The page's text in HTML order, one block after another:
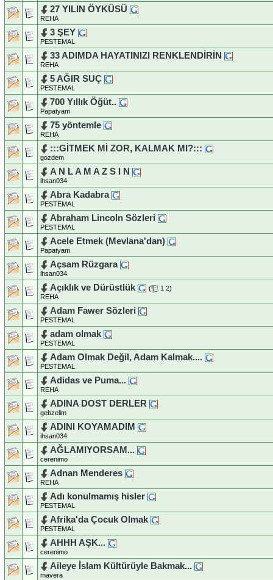
27 YILIN ÖYKÜSÜ
REHA
3 ŞEY
PESTEMAL
33 ADIMDA HAYATINIZI RENKLENDİRİN
REHA
5 AĞIR SUÇ
PESTEMAL
700 Yıllık Öğüt..
Papatyam
75 yöntemle
REHA
:::GİTMEK Mİ ZOR, KALMAK MI?:::
gozdem
A N L A M A Z S I N
ihsan034
Abra Kadabra
PESTEMAL
Abraham Lincoln Sözleri
PESTEMAL
Acele Etmek (Mevlana'dan)
Papatyam
Açsam Rüzgara
ihsan034
Açıklık ve Dürüstlük ( 1 2)
REHA
Adam Fawer Sözleri
PESTEMAL
adam olmak
PESTEMAL
Adam Olmak Değil, Adam Kalmak....
PESTEMAL
Adidas ve Puma...
REHA
ADINA DOST DERLER
gebzelim
ADINI KOYAMADIM
ihsan034
AĞLAMIYORSAM...
cerenimo
Adnan Menderes
REHA
Adı konulmamış hisler
PESTEMAL
Afrika'da Çocuk Olmak
PESTEMAL
AHHH AŞK...
cerenimo
Aileye İslam Kültürüyle Bakmak...
mavera